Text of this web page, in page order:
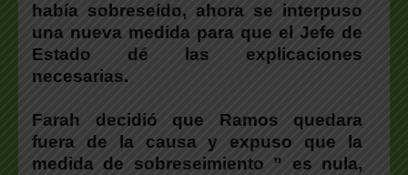
había sobreseído, ahora se interpuso
una nueva medida para que el Jefe de
Estado dé las explicaciones
necesarias.
Farah decidió que Ramos quedara
fuera de la causa y expuso que la
medida de sobreseimiento ” es nula,